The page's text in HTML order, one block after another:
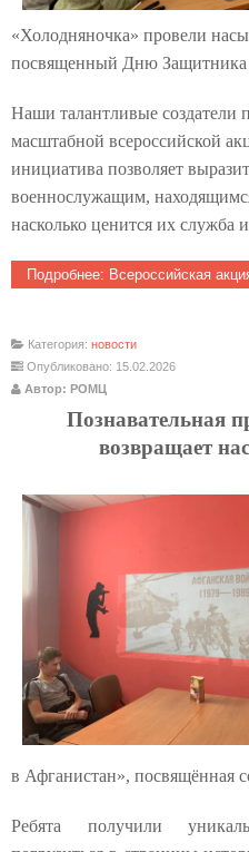
«Холодняночка» провели
посвященный Дню Защитника
Наши талантливые создатели
масштабной всероссийской
инициатива позволяет
военнослужащим,
насколько ценится их служба
Подробнее: Всероссийская
Категория: новости
Опубликовано: 15.02.2026
Автор: РОМЦ
Познавательная
возвращает
в Афганистан», посвящённая
Ребята получили